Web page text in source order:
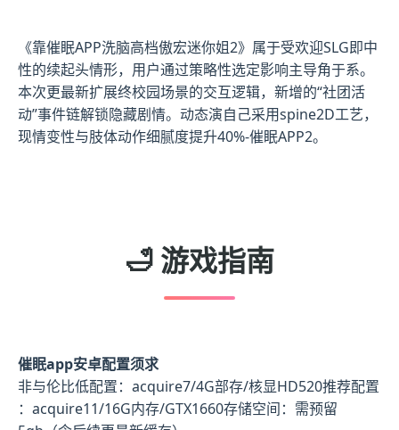
《靠催眠APP洗脑高档傲宏迷你姐2》属于受欢迎SLG即中
性的续起头情形，用户通过策略性选定影响主导角于系。
本次更最新扩展终校园场景的交互逻辑，新增的“社团活
动”事件链解锁隐藏剧情。动态演自己采用spine2D工艺，
现情变性与肢体动作细腻度提升40%-催眠APP2。
🛁 游戏指南
催眠app安卓配置须求
​非与伦比低配置​​：acquire7/4G部存/核显HD520​推荐配置​
：acquire11/16G内存/GTX1660​存储空间​​：需预留